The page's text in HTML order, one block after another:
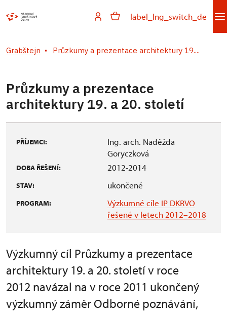
label_lng_switch_de
Grabštejn Průzkumy a prezentace architektury 19....
Průzkumy a prezentace
architektury 19. a 20. století
PŘÍJEMCI:
Ing. arch. Naděžda
Goryczková
DOBA ŘEŠENÍ: 2012-2014
STAV: ukončené
PROGRAM:
Výzkumné cíle IP DKRVO
řešené v letech 2012–2018
Výzkumný cíl Průzkumy a prezentace
architektury 19. a 20. století v roce
2012 navázal na v roce 2011 ukončený
výzkumný záměr Odborné poznávání,